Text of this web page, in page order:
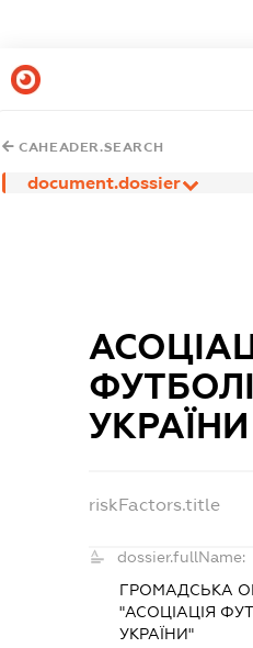
CAHEADER.SEARCH
document.dossier
УКРАЇНИ
riskFactors.title
dossier.fullName:
ГРОМАДСЬКА
"АСОЦІАЦІЯ
УКРАЇНИ"